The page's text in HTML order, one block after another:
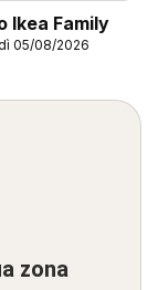
Ikea Family
05/08/2026
zona